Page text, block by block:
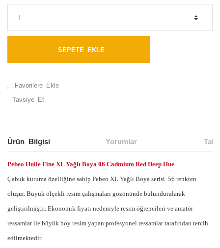
SEPETE EKLE
Tavsiye Et
Ürün Bilgisi Yorumlar
Pebeo Huile Fine XL Yağlı Boya 06 Cadmium Red Deep Hue
Çabuk kuruma özelliğine sahip Pebeo XL Yağlı Boya serisi 56 renkten
oluşur. Büyük ölçekli resim çalışmaları gözönünde bulundurularak
geliştirilmiştir. Ekonomik fiyatı nedeniyle resim öğrencileri ve amatör
ressamlar ile büyük boy resim yapan profesyonel ressamlar tarafından tercih
edilmektedir.